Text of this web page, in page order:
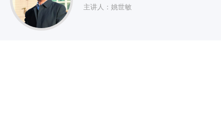
主讲人：姚世敏